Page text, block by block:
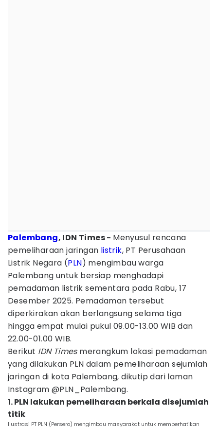
Palembang, IDN Times - Menyusul rencana
pemeliharaan jaringan listrik, PT Perusahaan
Listrik Negara (PLN) mengimbau warga
Palembang untuk bersiap menghadapi
pemadaman listrik sementara pada Rabu, 17
Desember 2025. Pemadaman tersebut
diperkirakan akan berlangsung selama tiga
hingga empat mulai pukul 09.00-13.00 WIB dan
22.00-01.00 WIB.
Berikut IDN Timesmerangkum lokasi pemadaman
yang dilakukan PLN dalam pemeliharaan sejumlah
jaringan di kota Palembang, dikutip dari laman
Instagram @PLN_Palembang.
1. PLN lakukan pemeliharaan berkala disejumlah
titik
Ilustrasi PT PLN (Persero) mengimbau masyarakat untuk memperhatikan